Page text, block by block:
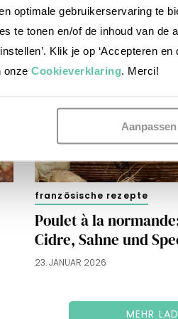
optimale gebruikerservaring te
te tonen en/of de inhoud van
Klik je op ‘Accepteren
onze Cookieverklaring . Merci!
Aanpassen
französische rezepte
Poulet à la
Cidre, Sahne und
23. JANUAR 2026
MEHR